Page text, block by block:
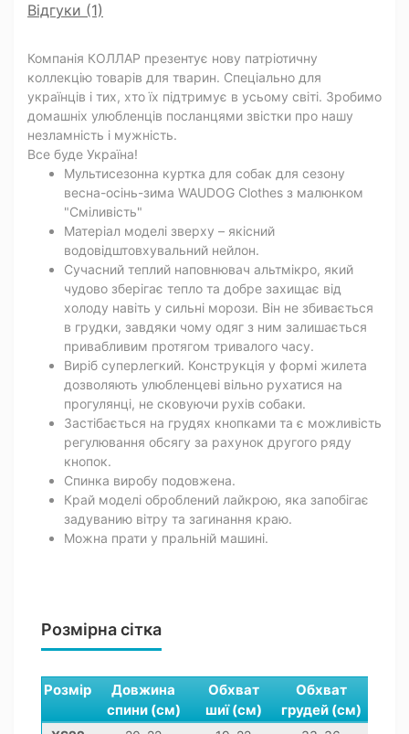
Відгуки (1)
Компанія КОЛЛАР презентує нову патріотичну
коллекцію товарів для тварин. Спеціально для
українців і тих, хто їх підтримує в усьому світі. Зробимо
домашніх улюбленців посланцями звістки про нашу
незламність і мужність.
Все буде Україна!
Мультисезонна куртка для собак для сезону
весна-осінь-зима WAUDOG Clothes з малюнком
"Сміливість"
Матеріал моделі зверху – якісний
водовідштовхувальний нейлон.
Сучасний теплий наповнювач альтмікро, який
чудово зберігає тепло та добре захищає від
холоду навіть у сильні морози. Він не збивається
в грудки, завдяки чому одяг з ним залишається
привабливим протягом тривалого часу.
Виріб суперлегкий. Конструкція у формі жилета
дозволяють улюбленцеві вільно рухатися на
прогулянці, не сковуючи рухів собаки.
Застібається на грудях кнопками та є можливість
регулювання обсягу за рахунок другого ряду
кнопок.
Спинка виробу подовжена.
Край моделі оброблений лайкрою, яка запобігає
задуванию вітру та загинання краю.
Можна прати у пральній машині.
Розмірна сітка
Розмір
Довжина
спини (см)
Обхват
шиї (см)
Обхват
грудей (см)